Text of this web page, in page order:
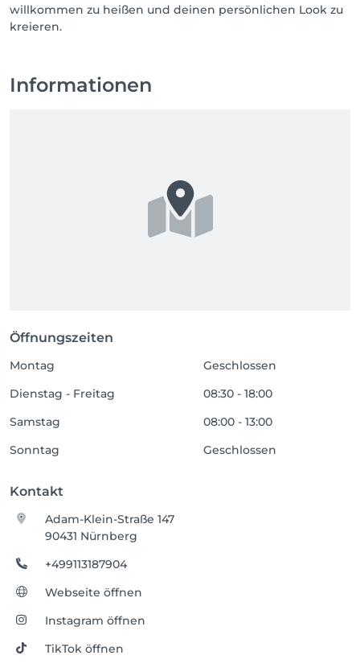
willkommen zu heißen und deinen persönlichen Look zu
kreieren.
Informationen
Öffnungszeiten
Montag
Geschlossen
Dienstag - Freitag
08:30 - 18:00
Samstag
08:00 - 13:00
Sonntag
Geschlossen
Kontakt
Adam-Klein-Straße 147
90431 Nürnberg
+499113187904
Webseite öffnen
Instagram öffnen
TikTok öffnen